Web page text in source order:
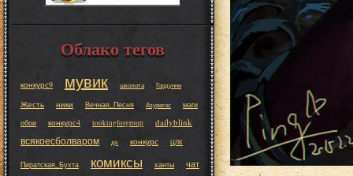
Облако тегов
конкурс9 мувик школота Гордунни
Жесть ники Вечная_Песня Азурегос
маги
обои
конкурс4 lookingforgroup dailyblink
всякоесболваром дк конкурс ЦЛК
Пиратская_Бухта комиксы ханты чат